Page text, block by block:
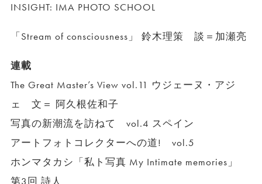
INSIGHT: IMA PHOTO SCHOOL
「Stream of consciousness」 鈴木理策 談＝加瀬亮
連載
The Great Master’s View vol.11 ウジェーヌ・アジ
ェ 文＝ 阿久根佐和子
写真の新潮流を訪ねて vol.4 スペイン
アートフォトコレクターへの道! vol.5
ホンマタカシ「私ト写真 My Intimate memories」
第3回 詩人